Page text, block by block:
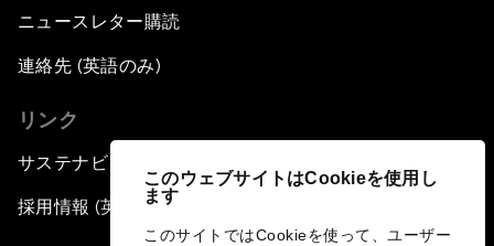
このウェブサイトはCookieを使用し
ます
このサイトではCookieを使って、ユーザー
ニュースレター購読
連絡先 (英語のみ)
リンク
サステナビリティへの取り組み
採用情報 (英語のみ)